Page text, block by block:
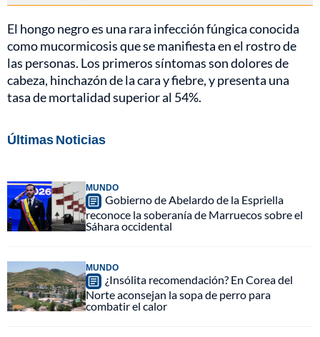
El hongo negro es una rara infección fúngica conocida
como mucormicosis que se manifiesta en el rostro de
las personas. Los primeros síntomas son dolores de
cabeza, hinchazón de la cara y fiebre, y presenta una
tasa de mortalidad superior al 54%.
Últimas Noticias
MUNDO
Gobierno de Abelardo de la Espriella
reconoce la soberanía de Marruecos sobre el
Sáhara occidental
MUNDO
¿Insólita recomendación? En Corea del
Norte aconsejan la sopa de perro para
combatir el calor